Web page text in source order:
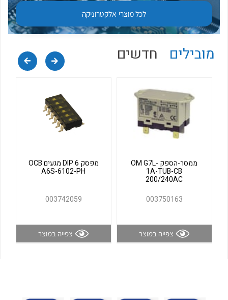
לכל מוצרי היצרן לכל מוצרי היצרן
לכל מוצרי אלקטרוניקה
מובילים חדשים
ממסר-הספק OM G7L-
1A-TUB-CB
200/240AC
003750163
צפייה במוצר
מפסק DIP 6 מגעים OCB
A6S-6102-PH
003742059
צפייה במוצר